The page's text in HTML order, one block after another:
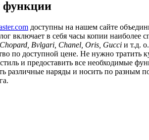
функции
доступны на нашем сайте
включает в себя часы копии наиболее
Bvlgari, Chanel, Oris, Gucci и т.д.
по доступной цене. Не нужно
и предоставить все необходимые
различные наряды и носить по разным